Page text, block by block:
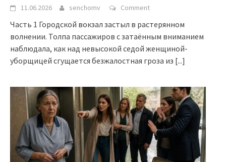
11.06.2026 senchomv Comment
Часть 1 Городской вокзал застыл в растерянном
волнении. Толпа пассажиров с затаённым вниманием
наблюдала, как над невысокой седой женщиной-
уборщицей сгущается безжалостная гроза из [...]